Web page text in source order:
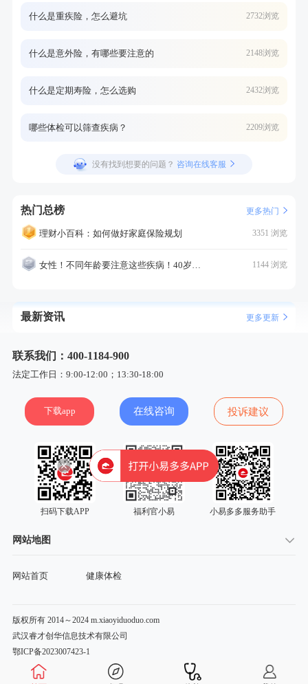
什么是重疾险，怎么避坑 2732浏览
什么是意外险，有哪些要注意的 2148浏览
什么是定期寿险，怎么选购 2432浏览
哪些体检可以筛查疾病？ 2209浏览
没有找到想要的问题？ 咨询在线客服
热门总榜 更多热门
理财小百科：如何做好家庭保险规划 3351 浏览
女性！不同年龄要注意这些疾病！40岁的这个疾病最需要注意！ 1144 浏览
最新资讯 更多更新
联系我们：400-1184-900
法定工作日：9:00-12:00；13:30-18:00
下载app 在线咨询 投诉建议
扫码下载APP 福利官小易 小易多多服务助手
网站地图
网站首页 健康体检
版权所有 2014～2024 m.xiaoyiduoduo.com
武汉睿才创华信息技术有限公司
鄂ICP备2023007423-1